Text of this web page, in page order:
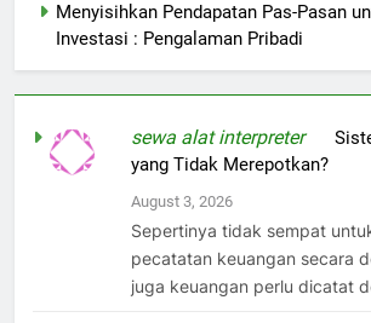
Menyisihkan Pendapatan Pas-Pasan
Investasi : Pengalaman Pribadi
sewa alat interpreteron
yang Tidak Merepotkan?
August 3, 2026
Sepertinya tidak sempat
pecatatan keuangan secara
juga keuangan perlu dicatat